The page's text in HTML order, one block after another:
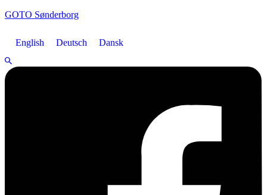
GOTO Sønderborg
English Deutsch Dansk